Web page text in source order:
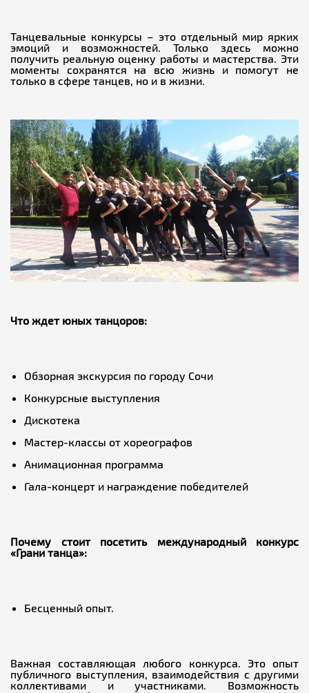
Танцевальные конкурсы – это отдельный мир ярких
эмоций и возможностей. Только здесь можно
получить реальную оценку работы и мастерства. Эти
моменты сохранятся на всю жизнь и помогут не
только в сфере танцев, но и в жизни.
Что ждет юных танцоров:
Обзорная экскурсия по городу Сочи
Конкурсные выступления
Дискотека
Мастер-классы от хореографов
Анимационная программа
Гала-концерт и награждение победителей
Почему стоит посетить международный конкурс
«Грани танца»:
Бесценный опыт.
Важная составляющая любого конкурса. Это опыт
публичного выступления, взаимодействия с другими
коллективами и участниками. Возможность